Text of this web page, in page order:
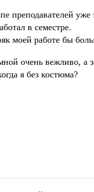
преподавателей уже
в семестре.
моей работе бы
очень вежливо, а
я без костюма?